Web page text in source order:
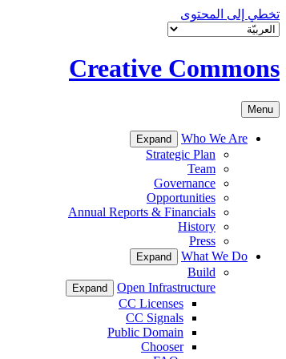
تخطي إلى المحتوى
Creative Commons
Menu
Who We Are
Expand
Strategic Plan
Team
Governance
Opportunities
Annual Reports & Financials
History
Press
What We Do
Expand
Build
Open Infrastructure
Expand
CC Licenses
CC Signals
Public Domain
Chooser